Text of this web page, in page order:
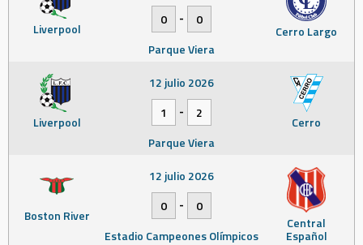
Liverpool Cerro Largo
0
-
0
Parque Viera
Liverpool Cerro
12 julio 2026
1
-
2
Parque Viera
Boston River Central
Español
12 julio 2026
0
-
0
Estadio Campeones Olímpicos